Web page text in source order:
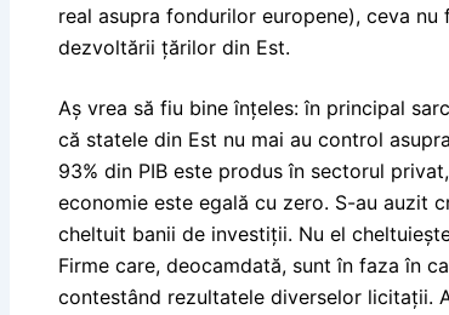
real asupra fondurilor europene), ceva
dezvoltării țărilor din Est.
Aș vrea să fiu bine înțeles: în principal
că statele din Est nu mai au control
93% din PIB este produs în sectorul
economie este egală cu zero. S-au auzit
cheltuit banii de investiții. Nu el
Firme care, deocamdată, sunt în faza în
contestând rezultatele diverselor licitații.